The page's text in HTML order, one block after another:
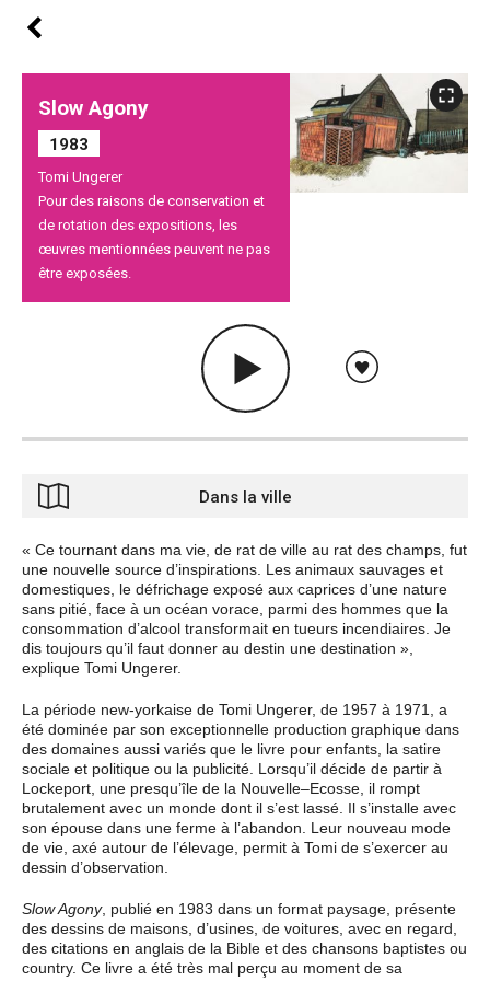
Slow Agony
1983
Tomi Ungerer
Pour des raisons de conservation et
de rotation des expositions, les
œuvres mentionnées peuvent ne pas
être exposées.
Dans la ville
« Ce tournant dans ma vie, de rat de ville au rat des champs, fut
une nouvelle source d’inspirations. Les animaux sauvages et
domestiques, le défrichage exposé aux caprices d’une nature
sans pitié, face à un océan vorace, parmi des hommes que la
consommation d’alcool transformait en tueurs incendiaires. Je
dis toujours qu’il faut donner au destin une destination »,
explique Tomi Ungerer.
La période new-yorkaise de Tomi Ungerer, de 1957 à 1971, a
été dominée par son exceptionnelle production graphique dans
des domaines aussi variés que le livre pour enfants, la satire
sociale et politique ou la publicité. Lorsqu’il décide de partir à
Lockeport, une presqu’île de la Nouvelle–Ecosse, il rompt
brutalement avec un monde dont il s’est lassé. Il s’installe avec
son épouse dans une ferme à l’abandon. Leur nouveau mode
de vie, axé autour de l’élevage, permit à Tomi de s’exercer au
dessin d’observation.
Slow Agony, publié en 1983 dans un format paysage, présente
des dessins de maisons, d’usines, de voitures, avec en regard,
des citations en anglais de la Bible et des chansons baptistes ou
country. Ce livre a été très mal perçu au moment de sa